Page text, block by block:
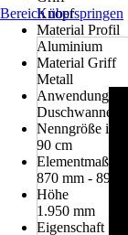
Knopf
Material Profil
Aluminium
Material Griff
Metall
Duschwanne,
Nenngröße in
90 cm
Elementmaß
870 mm - 890
Höhe
1.950 mm
Eigenschaft
Bereich überspringen